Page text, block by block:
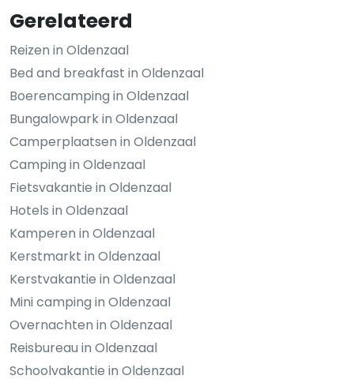
Gerelateerd
Reizen in Oldenzaal
Bed and breakfast in Oldenzaal
Boerencamping in Oldenzaal
Bungalowpark in Oldenzaal
Camperplaatsen in Oldenzaal
Camping in Oldenzaal
Fietsvakantie in Oldenzaal
Hotels in Oldenzaal
Kamperen in Oldenzaal
Kerstmarkt in Oldenzaal
Kerstvakantie in Oldenzaal
Mini camping in Oldenzaal
Overnachten in Oldenzaal
Reisbureau in Oldenzaal
Schoolvakantie in Oldenzaal